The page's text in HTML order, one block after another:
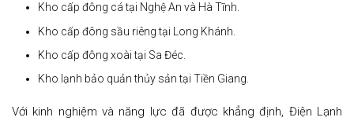
Kho cấp đông cá tại Nghệ An và Hà Tĩnh.
Kho cấp đông sầu riêng tại Long Khánh.
Kho cấp đông xoài tại Sa Đéc.
Kho lạnh bảo quản thủy sản tại Tiền Giang.
Với kinh nghiệm và năng lực đã được khẳng định, Điện Lạnh